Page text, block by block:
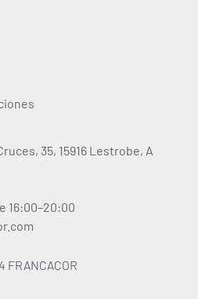
35, 15916 Lestrobe, A
16:00–20:00
FRANCACOR